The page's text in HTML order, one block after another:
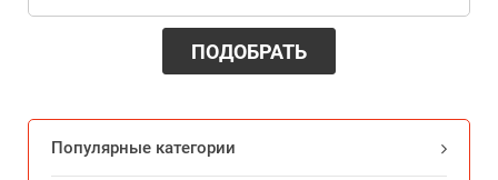
ПОДОБРАТЬ
Популярные категории